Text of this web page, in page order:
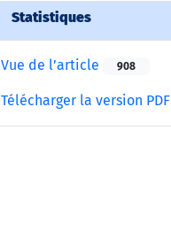
Statistiques
Vue de l’article 908
Télécharger la version PDF